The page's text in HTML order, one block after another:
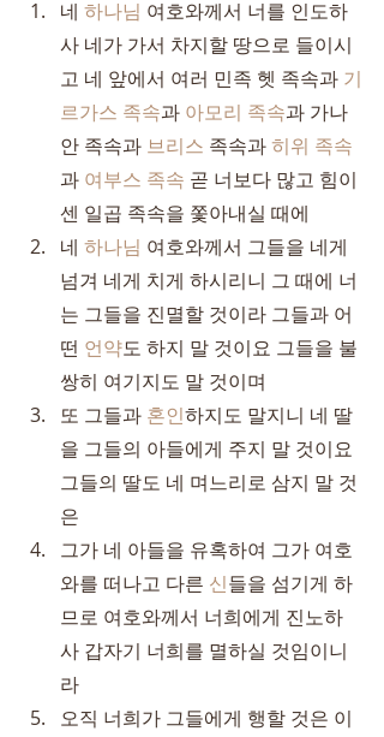
네 하나님 여호와께서 너를 인도하
사 네가 가서 차지할 땅으로 들이시
고 네 앞에서 여러 민족 헷 족속과 기
르가스 족속과 아모리 족속과 가나
안 족속과 브리스 족속과 히위 족속
과 여부스 족속 곧 너보다 많고 힘이
센 일곱 족속을 쫓아내실 때에
네 하나님 여호와께서 그들을 네게
넘겨 네게 치게 하시리니 그 때에 너
는 그들을 진멸할 것이라 그들과 어
떤 언약도 하지 말 것이요 그들을 불
쌍히 여기지도 말 것이며
또 그들과 혼인하지도 말지니 네 딸
을 그들의 아들에게 주지 말 것이요
그들의 딸도 네 며느리로 삼지 말 것
은
그가 네 아들을 유혹하여 그가 여호
와를 떠나고 다른 신들을 섬기게 하
므로 여호와께서 너희에게 진노하
사 갑자기 너희를 멸하실 것임이니
라
오직 너희가 그들에게 행할 것은 이